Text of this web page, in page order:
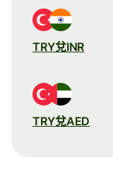
TRY兌INR
TRY兌AED